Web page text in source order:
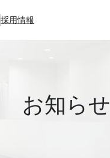
採用情報
お知らせ